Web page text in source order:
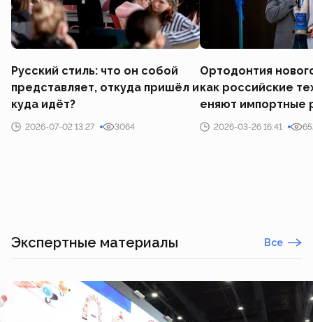
Русский стиль: что он собой
представляет, откуда пришёл и
куда идёт?
2026-07-02 13:27 3064
Ортодонтия
как российские
еняют импортные
2026-03-26 16:41
Экспертные материалы Все